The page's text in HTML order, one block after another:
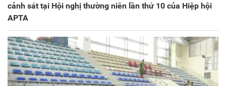
cảnh sát tại Hội nghị thường niên lần thứ 10 của Hiệp hội
APTA